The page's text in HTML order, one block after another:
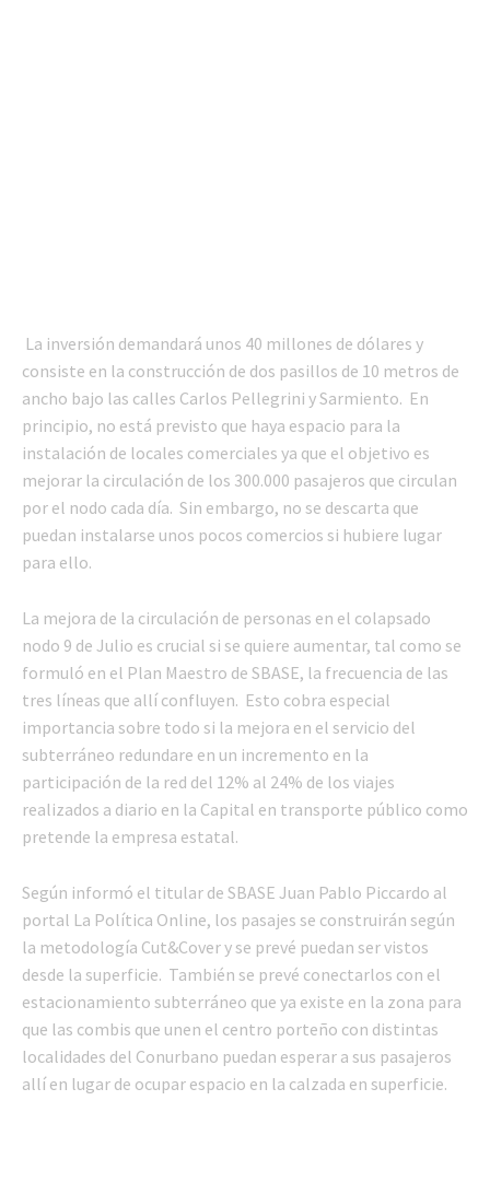
La inversión demandará unos 40 millones de dólares y
consiste en la construcción de dos pasillos de 10 metros de
ancho bajo las calles Carlos Pellegrini y Sarmiento. En
principio, no está previsto que haya espacio para la
instalación de locales comerciales ya que el objetivo es
mejorar la circulación de los 300.000 pasajeros que circulan
por el nodo cada día. Sin embargo, no se descarta que
puedan instalarse unos pocos comercios si hubiere lugar
para ello.
La mejora de la circulación de personas en el colapsado
nodo 9 de Julio es crucial si se quiere aumentar, tal como se
formuló en el Plan Maestro de SBASE, la frecuencia de las
tres líneas que allí confluyen. Esto cobra especial
importancia sobre todo si la mejora en el servicio del
subterráneo redundare en un incremento en la
participación de la red del 12% al 24% de los viajes
realizados a diario en la Capital en transporte público como
pretende la empresa estatal.
Según informó el titular de SBASE Juan Pablo Piccardo al
portal La Política Online, los pasajes se construirán según
la metodología Cut&Cover y se prevé puedan ser vistos
desde la superficie. También se prevé conectarlos con el
estacionamiento subterráneo que ya existe en la zona para
que las combis que unen el centro porteño con distintas
localidades del Conurbano puedan esperar a sus pasajeros
allí en lugar de ocupar espacio en la calzada en superficie.